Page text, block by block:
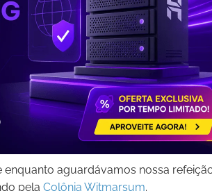
aguardávamos nossa
pela Colônia Witmarsum.